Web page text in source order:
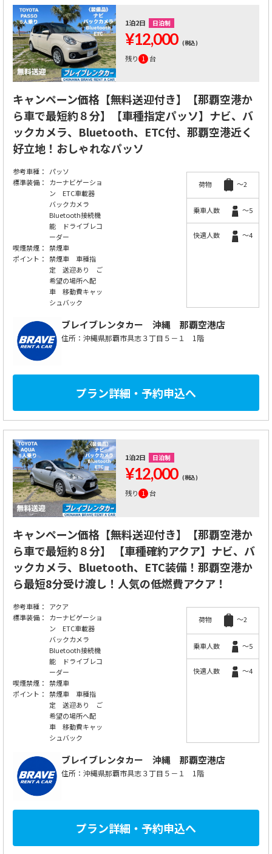
1泊2日 日泊制
¥12,000 (税込)
残り 1 台
キャンペーン価格【無料送迎付き】【那覇空港か
ら車で最短約８分】【車種指定パッソ】ナビ、バ
ックカメラ、Bluetooth、ETC付、那覇空港近く
好立地！おしゃれなパッソ
参考車種：
パッソ
標準装備：
カーナビゲーショ
ン ETC車載器
バックカメラ
Bluetooth接続機
能 ドライブレコ
ーダー
喫煙禁煙： 禁煙車
ポイント： 禁煙車 車種指
定 送迎あり ご
希望の場所へ配
車 移動費キャッ
シュバック
荷物 ～2
乗車人数 ～5
快適人数 ～4
ブレイブレンタカー 沖縄 那覇空港店
住所：沖縄県那覇市具志３丁目５－１ 1階
プラン詳細・予約申込へ
1泊2日 日泊制
¥12,000 (税込)
残り 1 台
キャンペーン価格【無料送迎付き】【那覇空港か
ら車で最短約８分】 【車種確約アクア】ナビ、バ
ックカメラ、Bluetooth、ETC装備！那覇空港か
ら最短8分受け渡し！人気の低燃費アクア！
参考車種：
アクア
標準装備：
カーナビゲーショ
ン ETC車載器
バックカメラ
Bluetooth接続機
能 ドライブレコ
ーダー
喫煙禁煙： 禁煙車
ポイント： 禁煙車 車種指
定 送迎あり ご
希望の場所へ配
車 移動費キャッ
シュバック
荷物 ～2
乗車人数 ～5
快適人数 ～4
ブレイブレンタカー 沖縄 那覇空港店
住所：沖縄県那覇市具志３丁目５－１ 1階
プラン詳細・予約申込へ